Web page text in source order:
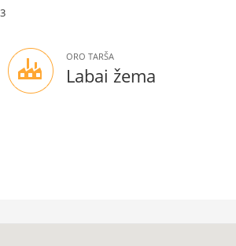
ORO TARŠA
Labai žema